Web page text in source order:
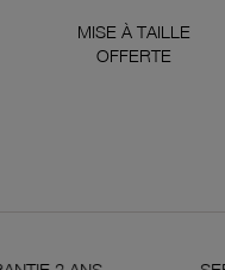
MISE À TAILLE
OFFERTE